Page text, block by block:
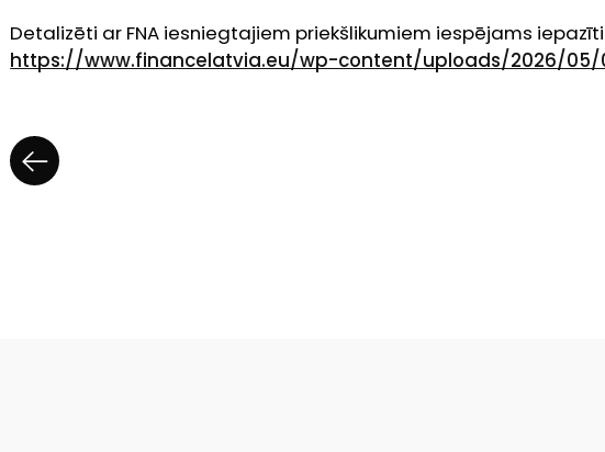
Detalizēti ar FNA iesniegtajiem priekšlikumiem iespējams
https://www.financelatvia.eu/wp-content/uploads/2026/05/